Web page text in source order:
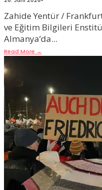
Zahide Yentür /
ve Eğitim Bilgileri
Almanya’da...
Read More →